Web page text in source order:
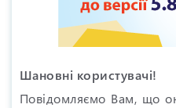
Шановні користувачі!
Повідомляємо Вам, що